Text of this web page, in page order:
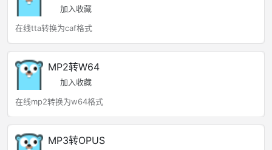
加入收藏
在线tta转换为caf格式
MP2转W64
加入收藏
在线mp2转换为w64格式
MP3转OPUS